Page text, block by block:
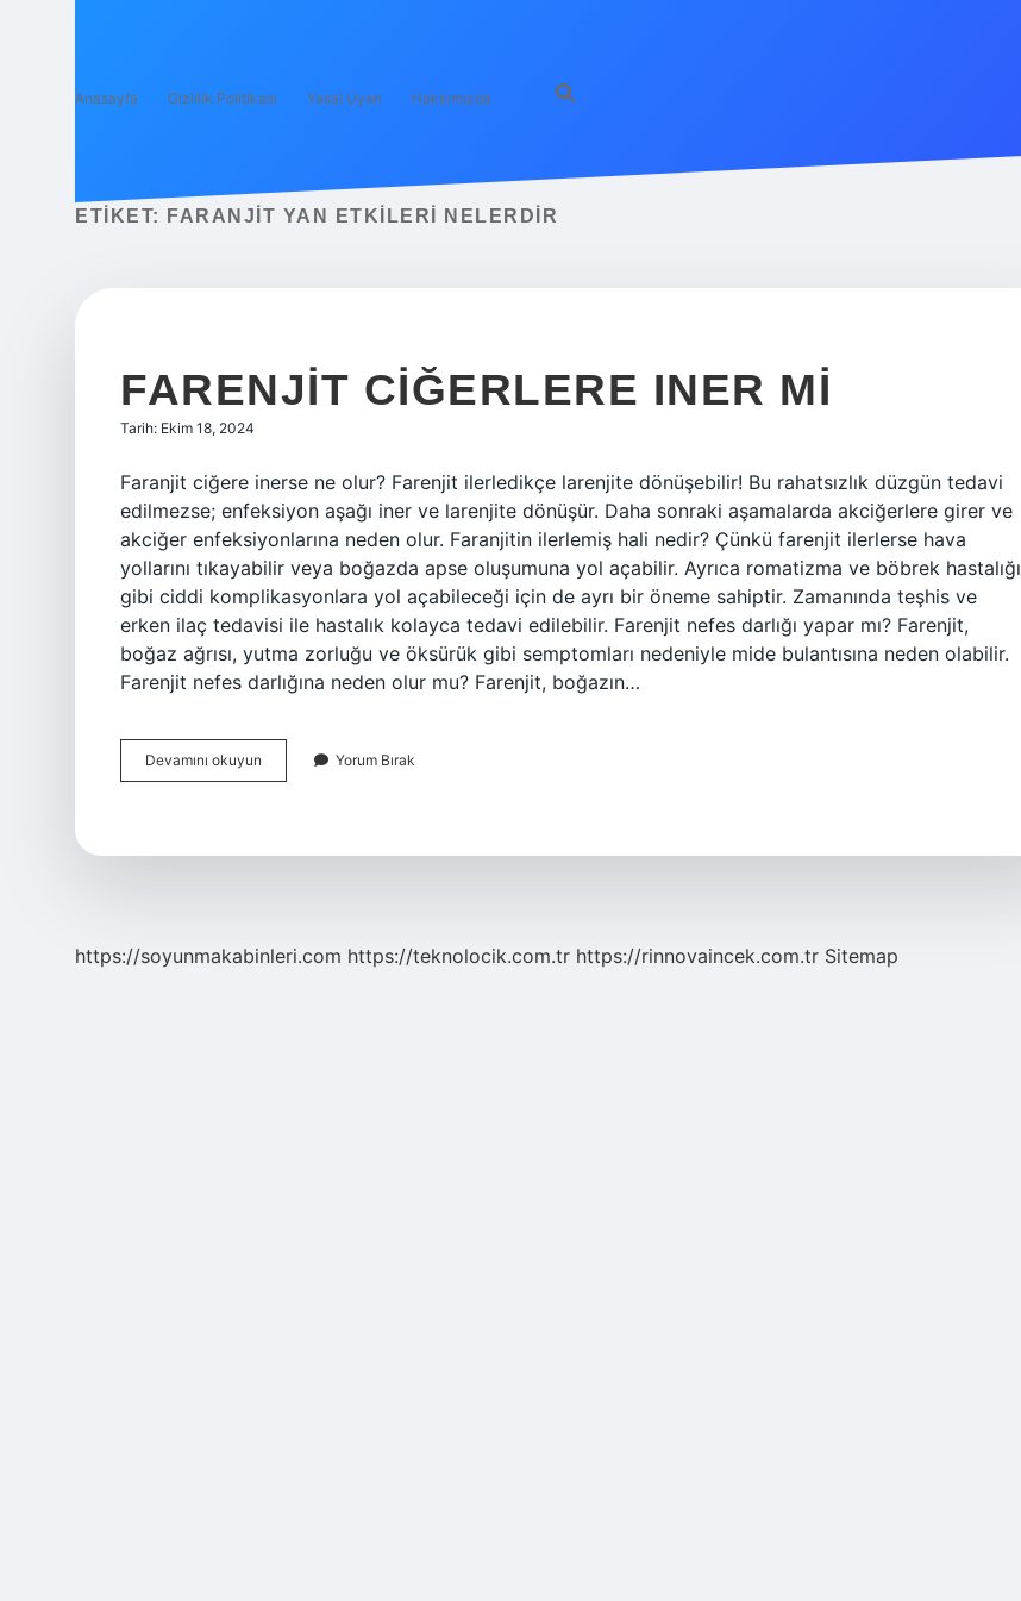
Anasayfa Gizlilik Politikası Yasal Uyarı Hakkımızda
ETIKET: FARANJIT YAN ETKILERI NELERDIR
FARENJIT CIĞERLERE INER MI
Tarih: Ekim 18, 2024
Faranjit ciğere inerse ne olur? Farenjit ilerledikçe larenjite dönüşebilir! Bu rahatsızlık düzgün tedavi
edilmezse; enfeksiyon aşağı iner ve larenjite dönüşür. Daha sonraki aşamalarda akciğerlere girer ve
akciğer enfeksiyonlarına neden olur. Faranjitin ilerlemiş hali nedir? Çünkü farenjit ilerlerse hava
yollarını tıkayabilir veya boğazda apse oluşumuna yol açabilir. Ayrıca romatizma ve böbrek hastalığı
gibi ciddi komplikasyonlara yol açabileceği için de ayrı bir öneme sahiptir. Zamanında teşhis ve
erken ilaç tedavisi ile hastalık kolayca tedavi edilebilir. Farenjit nefes darlığı yapar mı? Farenjit,
boğaz ağrısı, yutma zorluğu ve öksürük gibi semptomları nedeniyle mide bulantısına neden olabilir.
Farenjit nefes darlığına neden olur mu? Farenjit, boğazın…
Devamını okuyun
Ciğerlere
Yorum Bırak
https://soyunmakabinleri.com https://teknolocik.com.tr https://rinnovaincek.com.tr Sitemap